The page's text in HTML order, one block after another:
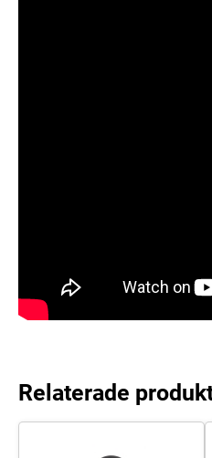
Relaterade